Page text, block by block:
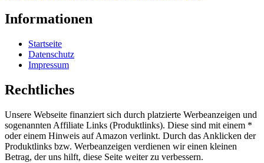
Informationen
Startseite
Datenschutz
Impressum
Rechtliches
Unsere Webseite finanziert sich durch platzierte Werbeanzeigen und
sogenannten Affiliate Links (Produktlinks). Diese sind mit einem *
oder einem Hinweis auf Amazon verlinkt. Durch das Anklicken der
Produktlinks bzw. Werbeanzeigen verdienen wir einen kleinen
Betrag, der uns hilft, diese Seite weiter zu verbessern.